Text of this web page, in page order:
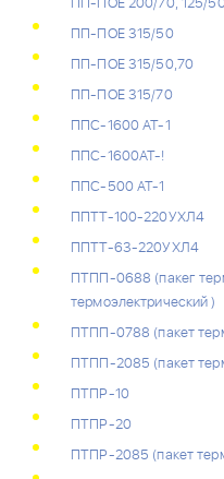
ПП-ПОЕ 315/50
ПП-ПОЕ 315/50,70
ПП-ПОЕ 315/70
ППС-1600 АТ-1
ППС-1600АТ-!
ППС-500 АТ-1
ППТТ-100-220УХЛ4
ППТТ-63-220УХЛ4
ПТПП-0688 (пакег
термоэлектрический )
ПТПП-0788 (пакет
ПТПП-2085 (пакет
ПТПР-10
ПТПР-20
ПТПР-2085 (пакет